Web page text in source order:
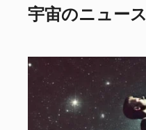
宇宙のニュース